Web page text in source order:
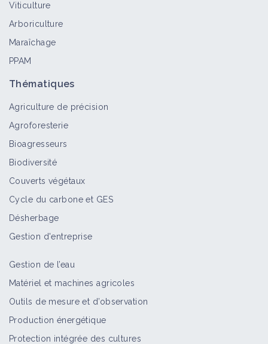
Viticulture
Arboriculture
Maraîchage
PPAM
Thématiques
Agriculture de précision
Agroforesterie
Bioagresseurs
Biodiversité
Couverts végétaux
Cycle du carbone et GES
Désherbage
Gestion d'entreprise
Gestion de l’eau
Matériel et machines agricoles
Outils de mesure et d’observation
Production énergétique
Protection intégrée des cultures